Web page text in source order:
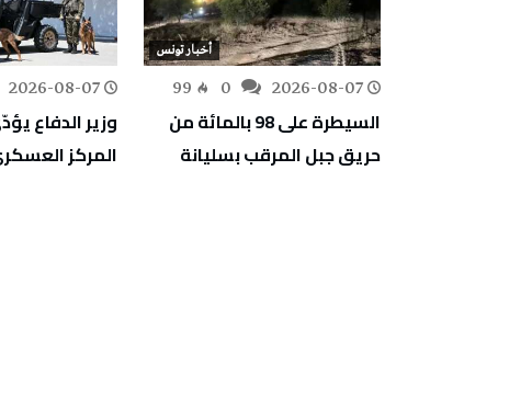
أخبار تونس
2026-08-07
99
السيطرة على 98 بالمائة من
حريق جبل المرقب بسليانة
2026-08-07
وزير الدفاع
المركز